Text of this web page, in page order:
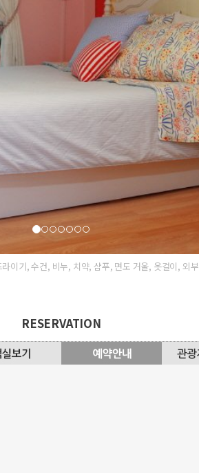
이기, 수건, 비누, 치약, 샴푸, 면도 거울, 옷걸이, 외
RESERVATION